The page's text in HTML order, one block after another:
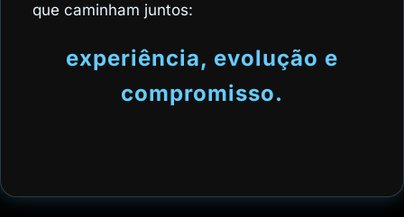
que caminham juntos:
experiência, evolução e
compromisso.